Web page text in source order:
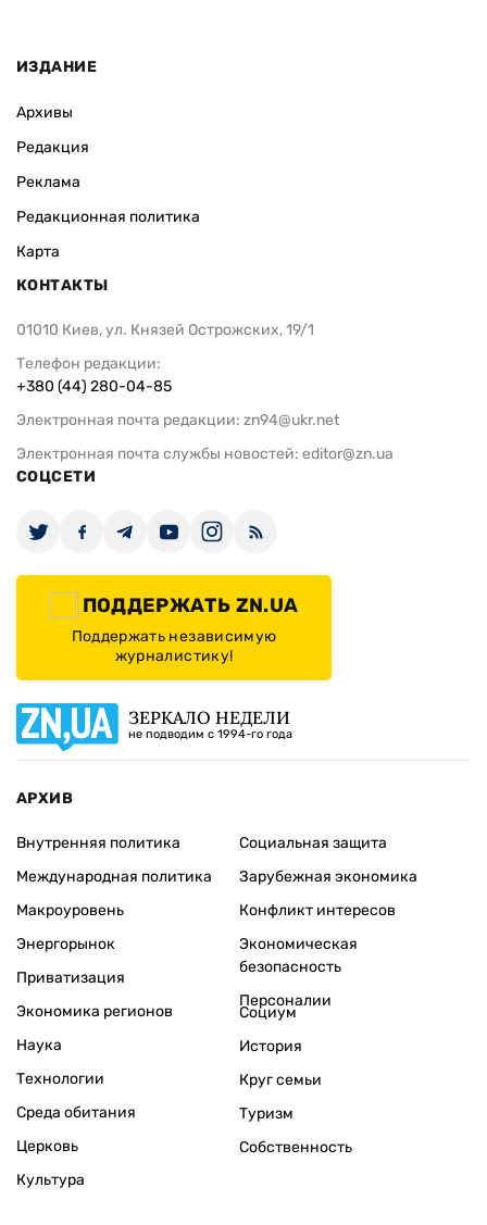
ИЗДАНИЕ
Архивы
Редакция
Реклама
Редакционная политика
Карта
КОНТАКТЫ
01010 Киев, ул. Князей Острожских, 19/1
Телефон редакции:
+380 (44) 280-04-85
Электронная почта редакции: zn94@ukr.net
Электронная почта службы новостей: editor@zn.ua
СОЦСЕТИ
ПОДДЕРЖАТЬ ZN.UA
Поддержать независимую
журналистику!
ЗЕРКАЛО НЕДЕЛИ
не подводим с 1994-го года
АРХИВ
Внутренняя политика
Международная политика
Макроуровень
Энергорынок
Приватизация
Экономика регионов
Социальная защита
Зарубежная экономика
Конфликт интересов
Экономическая
безопасность
Персоналии
Наука
Технологии
Среда обитания
Церковь
Культура
Социум
История
Круг семьи
Туризм
Собственность